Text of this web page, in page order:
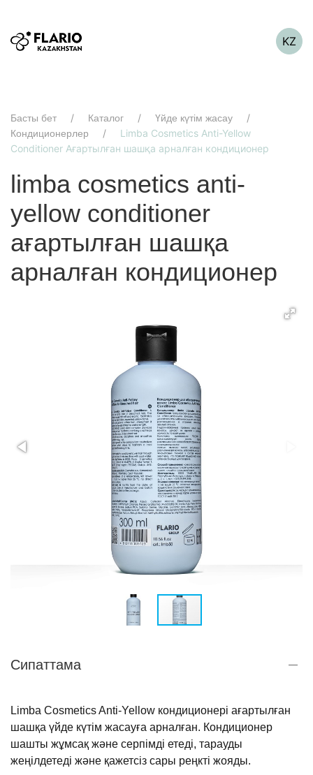
KZ
Басты бет Каталог
Үйде күтім жасау
Кондиционерлер
Limba Cosmetics Anti-Yellow
Conditioner Ағартылған шашқа арналған кондиционер
limba cosmetics anti-
yellow conditioner
ағартылған шашқа
арналған кондиционер
Сипаттама
Limba CosmeticsAnti-Yellow кондиционері ағартылған
шашқа үйде күтім жасауға арналған. Кондиционер
шашты жұмсақ және серпімді етеді, тарауды
жеңілдетеді және қажетсіз сары реңкті жояды.